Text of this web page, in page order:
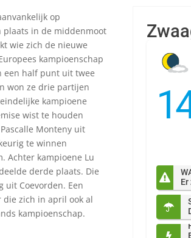
op
plaats in de middenmoot
wie zich de nieuwe
kampioenschap
een half punt uit twee
won ze drie partijen
kampioene
wist te houden
Monteny uit
te winnen
Achter kampioene Lu
derde plaats. Die
uit Coevorden. Een
die zich in april ook al
kampioenschap.